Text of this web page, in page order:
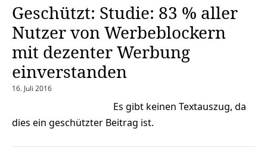
Geschützt: Studie: 83 % aller
Nutzer von Werbeblockern
mit dezenter Werbung
einverstanden
16. Juli 2016
Es gibt keinen Textauszug, da
dies ein geschützter Beitrag ist.